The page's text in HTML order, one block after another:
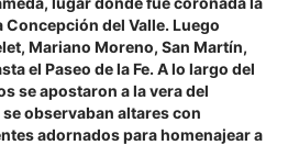
Concepción del Valle. Luego
Mariano Moreno, San Martín,
el Paseo de la Fe. A lo largo del
se apostaron a la vera del
observaban altares con
adornados para homenajear a